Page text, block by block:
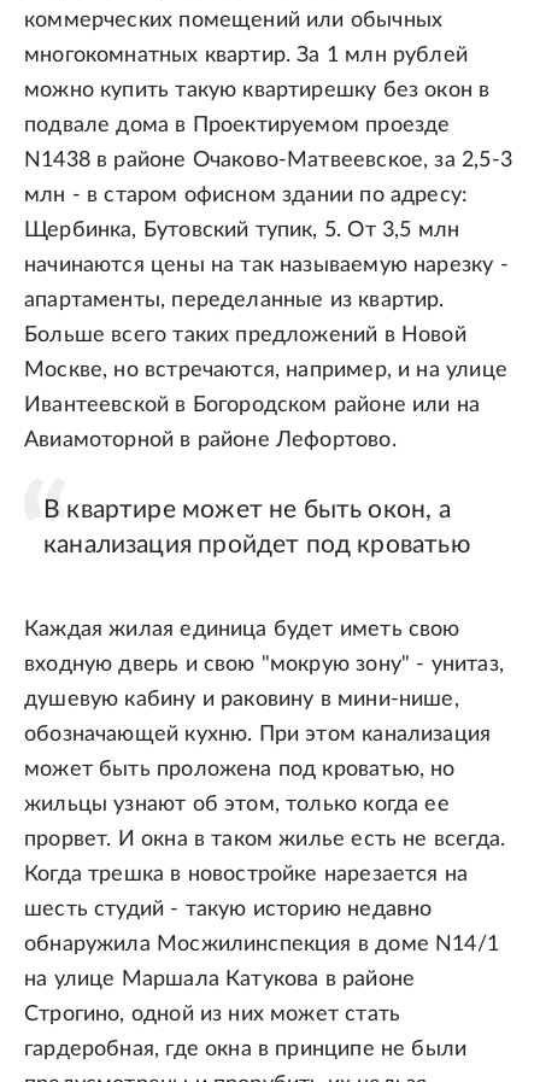
коммерческих помещений или обычных
многокомнатных квартир. За 1 млн рублей
можно купить такую квартирешку без окон в
подвале дома в Проектируемом проезде
N1438 в районе Очаково-Матвеевское, за 2,5-3
млн - в старом офисном здании по адресу:
Щербинка, Бутовский тупик, 5. От 3,5 млн
начинаются цены на так называемую нарезку -
апартаменты, переделанные из квартир.
Больше всего таких предложений в Новой
Москве, но встречаются, например, и на улице
Ивантеевской в Богородском районе или на
Авиамоторной в районе Лефортово.
В квартире может не быть окон, а
канализация пройдет под кроватью
Каждая жилая единица будет иметь свою
входную дверь и свою "мокрую зону" - унитаз,
душевую кабину и раковину в мини-нише,
обозначающей кухню. При этом канализация
может быть проложена под кроватью, но
жильцы узнают об этом, только когда ее
прорвет. И окна в таком жилье есть не всегда.
Когда трешка в новостройке нарезается на
шесть студий - такую историю недавно
обнаружила Мосжилинспекция в доме N14/1
на улице Маршала Катукова в районе
Строгино, одной из них может стать
гардеробная, где окна в принципе не были